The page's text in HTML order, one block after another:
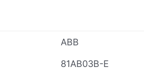
ABB
81AB03B-E